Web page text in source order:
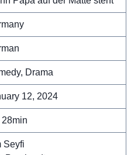
Drama
12, 2024
28min
Seyfi